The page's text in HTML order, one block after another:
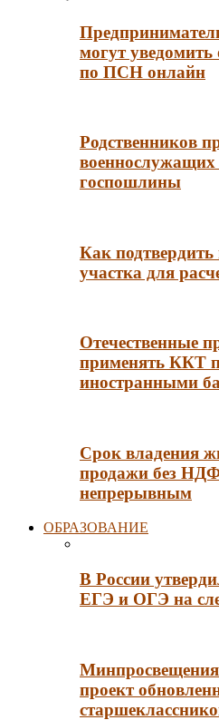
могут
по ПСН онлайн
Родственников
военнослужащих
госпошлины
Как подтвердить
участка для
Отечественные
применять ККТ
иностранными
Срок владения
продажи без
непрерывным
ОБРАЗОВАНИЕ
В России
ЕГЭ и ОГЭ на
Минпросвещения
проект